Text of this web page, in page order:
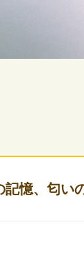
記憶、匂い